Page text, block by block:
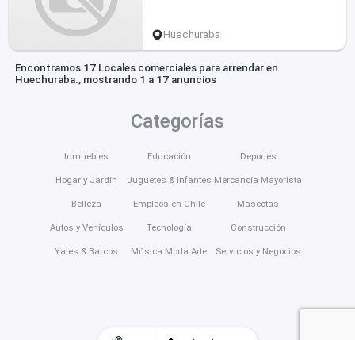
Huechuraba
Encontramos 17 Locales comerciales para arrendar en
Huechuraba., mostrando 1 a 17 anuncios
Categorías
Inmuebles
Hogar y Jardín
Belleza
Autos y Vehículos
Yates & Barcos
Educación
Juguetes & Infantes
Empleos en Chile
Tecnología
Música Moda Arte
Deportes
Mercancía Mayorista
Mascotas
Construcción
Servicios y Negocios